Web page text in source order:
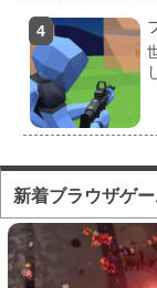
新着ブラウザゲ